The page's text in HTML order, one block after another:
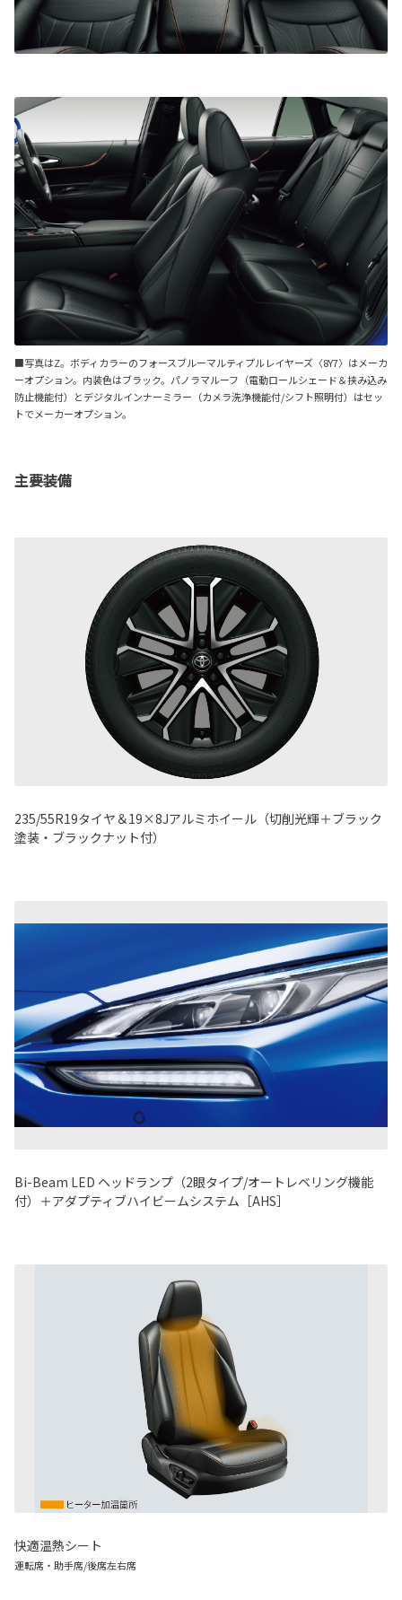
■写真はZ。ボディカラーのフォースブルーマルティプルレイヤーズ〈8Y7〉はメーカ
ーオプション。内装色はブラック。パノラマルーフ（電動ロールシェード＆挟み込み
防止機能付）とデジタルインナーミラー（カメラ洗浄機能付/シフト照明付）はセッ
トでメーカーオプション。
主要装備
235/55R19タイヤ＆19×8Jアルミホイール（切削光輝＋ブラック
塗装・ブラックナット付）
Bi-Beam LED ヘッドランプ（2眼タイプ/オートレベリング機能
付）＋アダプティブハイビームシステム［AHS］
快適温熱シート
運転席・助手席/後席左右席